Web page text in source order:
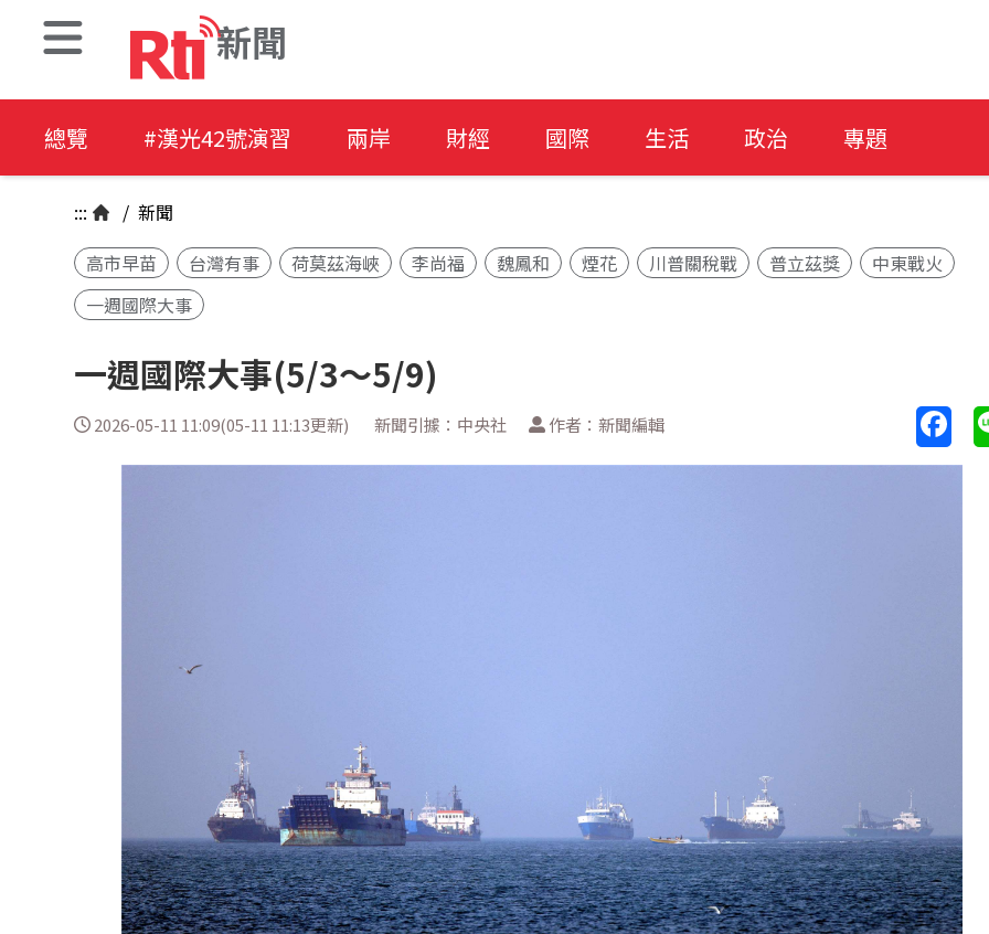
新聞
總覽 #漢光42號演習 兩岸 財經 國際 生活 政治 專題
::: / 新聞
高市早苗
台灣有事 荷莫茲海峽 李尚福 魏鳳和 煙花 川普關稅戰 普立茲獎
中東戰火
一週國際大事
一週國際大事(5/3～5/9)
2026-05-11 11:09(05-11 11:13更新) 新聞引據：中央社 作者：新聞編輯